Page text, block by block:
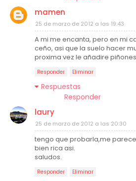
mamen
25 de marzo de 2012 a las 19:43
A mi me encanta, pero en mi
ceño, asi que la suelo hacer
proxima vez le añadire
Responder Eliminar
Respuestas
Responder
laury
25 de marzo de 2012 a las 20:30
tengo que probarla,me
bien rica asi.
saludos.
Responder Eliminar